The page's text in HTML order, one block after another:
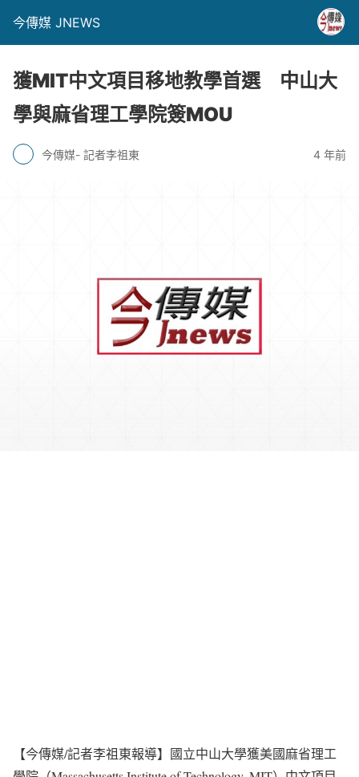
今傳媒 JNEWS
獲MIT中文項目移地教學首選 中山大
學與麻省理工學院簽MOU
今傳媒- 記者李祖東 4 年前
【今傳媒/記者李祖東報導】國立中山大學獲美國麻省理工